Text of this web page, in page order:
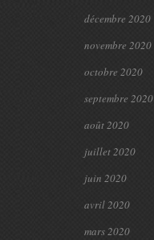
décembre 2020
novembre 2020
octobre 2020
septembre 2020
août 2020
juillet 2020
juin 2020
avril 2020
mars 2020